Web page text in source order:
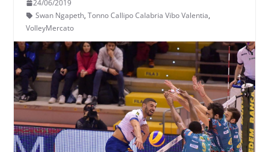
24/06/2019
Swan Ngapeth, Tonno Callipo Calabria Vibo Valentia,
VolleyMercato